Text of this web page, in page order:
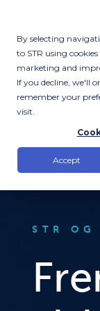
By selecting
to STR using
marketing and
If you decline, we'll
remember your
visit.
Accept
STR OG